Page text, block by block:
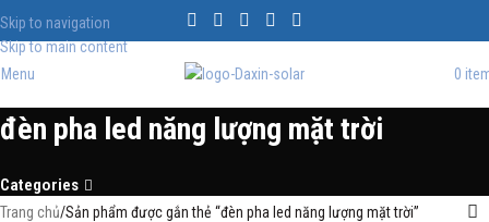
Skip to navigation
Skip to main content
Menu
0
đèn pha led năng lượng mặt trời
Categories
Trang chủ Sản phẩm được gắn thẻ “đèn pha led năng lượng mặt trời”